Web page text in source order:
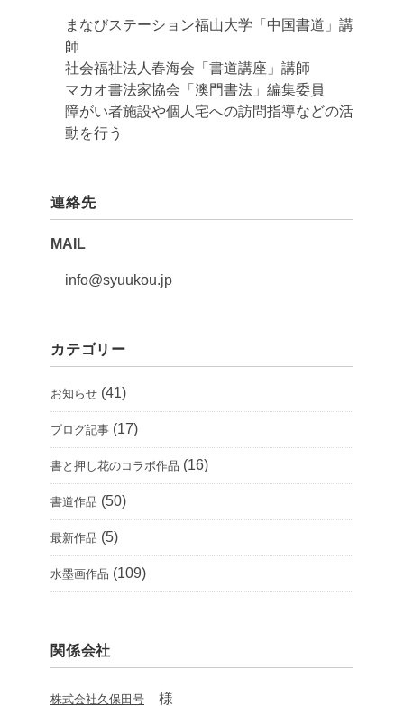
まなびステーション福山大学「中国書道」講
師
社会福祉法人春海会「書道講座」講師
マカオ書法家協会「澳門書法」編集委員
障がい者施設や個人宅への訪問指導などの活
動を行う
連絡先
MAIL
info@syuukou.jp
カテゴリー
お知らせ (41)
ブログ記事 (17)
書と押し花のコラボ作品 (16)
書道作品 (50)
最新作品 (5)
水墨画作品 (109)
関係会社
株式会社久保田号 様